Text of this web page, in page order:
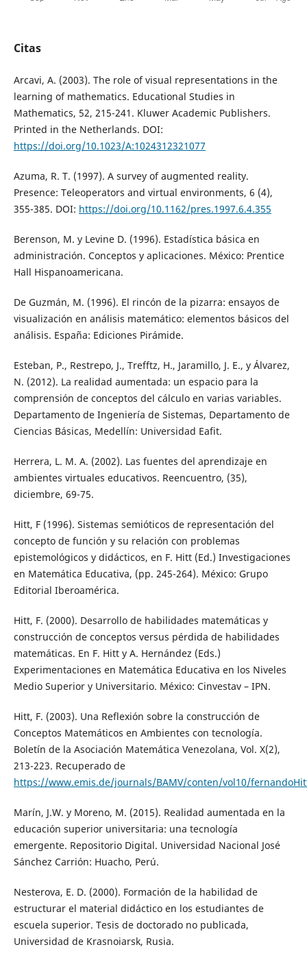
Citas
Arcavi, A. (2003). The role of visual representations in the
learning of mathematics. Educational Studies in
Mathematics, 52, 215-241. Kluwer Academic Publishers.
Printed in the Netherlands. DOI:
https://doi.org/10.1023/A:1024312321077
Azuma, R. T. (1997). A survey of augmented reality.
Presence: Teleoperators and virtual environments, 6 (4),
355-385. DOI: https://doi.org/10.1162/pres.1997.6.4.355
Berenson, M. y Levine D. (1996). Estadística básica en
administración. Conceptos y aplicaciones. México: Prentice
Hall Hispanoamericana.
De Guzmán, M. (1996). El rincón de la pizarra: ensayos de
visualización en análisis matemático: elementos básicos del
análisis. España: Ediciones Pirámide.
Esteban, P., Restrepo, J., Trefftz, H., Jaramillo, J. E., y Álvarez,
N. (2012). La realidad aumentada: un espacio para la
comprensión de conceptos del cálculo en varias variables.
Departamento de Ingeniería de Sistemas, Departamento de
Ciencias Básicas, Medellín: Universidad Eafit.
Herrera, L. M. A. (2002). Las fuentes del aprendizaje en
ambientes virtuales educativos. Reencuentro, (35),
diciembre, 69-75.
Hitt, F (1996). Sistemas semióticos de representación del
concepto de función y su relación con problemas
epistemológicos y didácticos, en F. Hitt (Ed.) Investigaciones
en Matemática Educativa, (pp. 245-264). México: Grupo
Editorial Iberoamérica.
Hitt, F. (2000). Desarrollo de habilidades matemáticas y
construcción de conceptos versus pérdida de habilidades
matemáticas. En F. Hitt y A. Hernández (Eds.)
Experimentaciones en Matemática Educativa en los Niveles
Medio Superior y Universitario. México: Cinvestav – IPN.
Hitt, F. (2003). Una Reflexión sobre la construcción de
Conceptos Matemáticos en Ambientes con tecnología.
Boletín de la Asociación Matemática Venezolana, Vol. X(2),
213-223. Recuperado de
https://www.emis.de/journals/BAMV/conten/vol10/
Marín, J.W. y Moreno, M. (2015). Realidad aumentada en la
educación superior universitaria: una tecnología
emergente. Repositorio Digital. Universidad Nacional José
Sánchez Carrión: Huacho, Perú.
Nesterova, E. D. (2000). Formación de la habilidad de
estructurar el material didáctico en los estudiantes de
escuela superior. Tesis de doctorado no publicada,
Universidad de Krasnoiarsk, Rusia.